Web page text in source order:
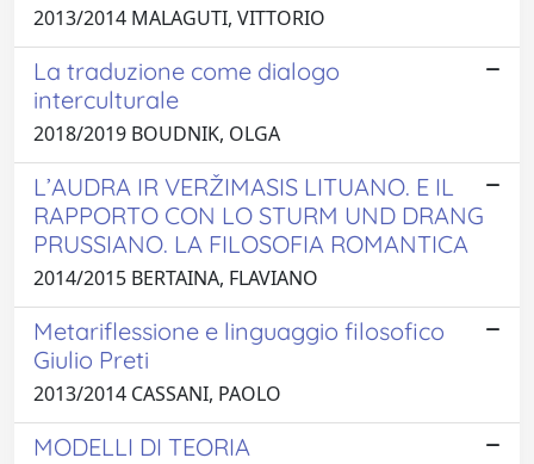
2013/2014 MALAGUTI, VITTORIO
La traduzione come dialogo
interculturale
2018/2019 BOUDNIK, OLGA
L’AUDRA IR VERŽIMASIS LITUANO. E IL
RAPPORTO CON LO STURM UND DRANG
PRUSSIANO. LA FILOSOFIA ROMANTICA
2014/2015 BERTAINA, FLAVIANO
Metariflessione e linguaggio filosofico
Giulio Preti
2013/2014 CASSANI, PAOLO
MODELLI DI TEORIA